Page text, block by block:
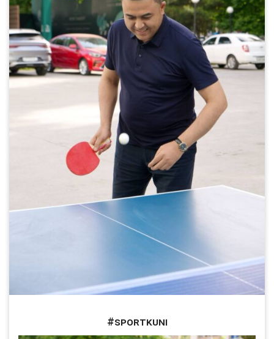
#SportKuni